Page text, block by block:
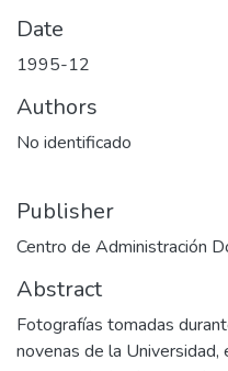
Date
1995-12
Authors
No identificado
Publisher
Centro de Administración
Abstract
Fotografías tomadas
novenas de la